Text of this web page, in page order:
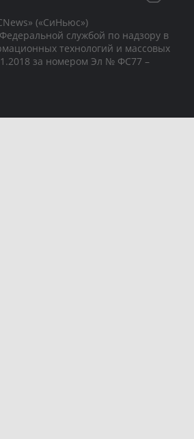
(«СиНьюс»)
службой по надзору в
технологий и массовых
за номером Эл № ФС77 –